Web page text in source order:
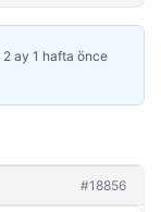
2 ay 1 hafta önce
#18856